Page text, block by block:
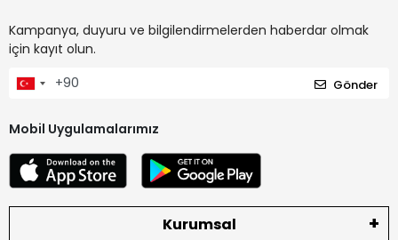
Kampanya, duyuru ve bilgilendirmelerden haberdar olmak
için kayıt olun.
Gönder
Mobil Uygulamalarımız
Kurumsal